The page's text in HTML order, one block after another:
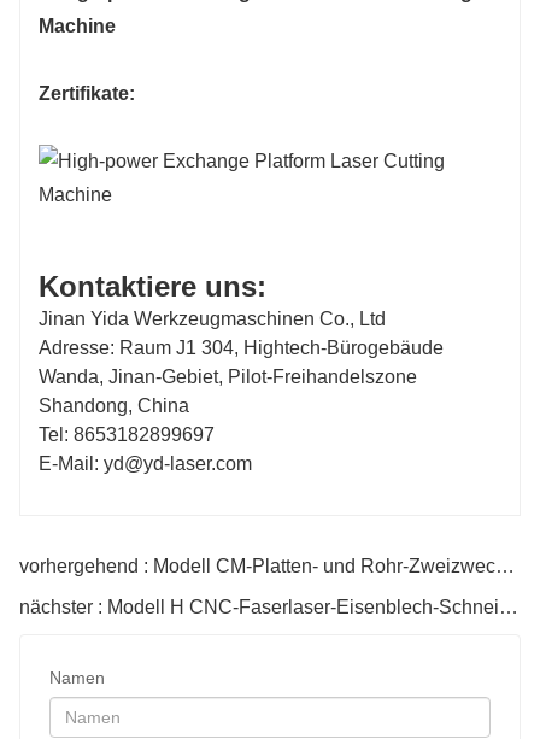
Zertifikate:
Kontaktiere uns:
Jinan Yida Werkzeugmaschinen Co., Ltd
Adresse: Raum J1 304, Hightech-Bürogebäude
Wanda, Jinan-Gebiet, Pilot-Freihandelszone
Shandong, China
Tel: 8653182899697
E-Mail: yd@yd-laser.com
4KW und darunter: Japan SMC
6KW und höher：Deutschland AVENTICS
vorhergehend : Modell CM-Platten- und Rohr-Zweizweck-6000-W-CNC-Faserlaser-Schneidemaschine
nächster : Modell H CNC-Faserlaser-Eisenblech-Schneidemaschine Metall
Namen